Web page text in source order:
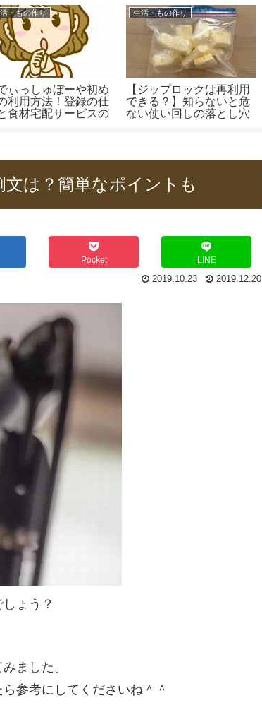
・もの作り
ぃっしゅぼーや初め
利用方法！登録の仕
食材宅配サービスの
生活・もの作り
【ジップロックは再利用
できる？】知らないと危
ない使い回しの落とし穴
は？簡単なポイントも
Pocket
LINE
2019.12.20
2019.10.23
ょう？
ました。
参考にしてくださいね＾＾